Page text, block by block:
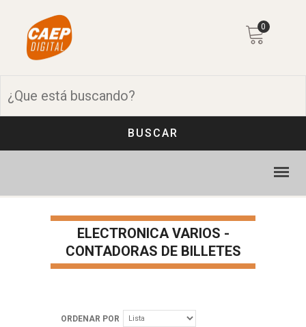
0
BUSCAR
ELECTRONICA VARIOS -
CONTADORAS DE BILLETES
ORDENAR POR